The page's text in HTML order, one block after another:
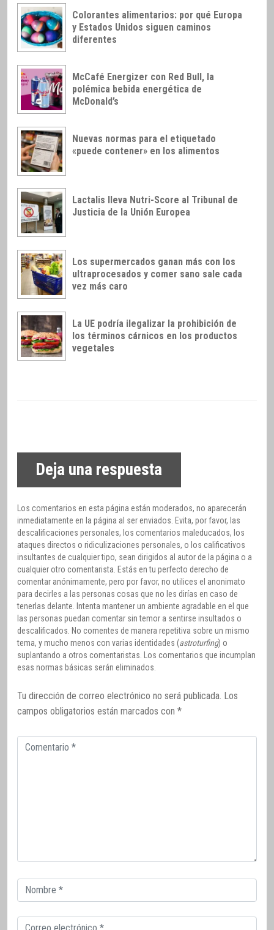
Colorantes alimentarios: por qué Europa
y Estados Unidos siguen caminos
diferentes
McCafé Energizer con Red Bull, la
polémica bebida energética de
McDonald’s
Nuevas normas para el etiquetado
«puede contener» en los alimentos
Lactalis lleva Nutri-Score al Tribunal de
Justicia de la Unión Europea
Los supermercados ganan más con los
ultraprocesados y comer sano sale cada
vez más caro
La UE podría ilegalizar la prohibición de
los términos cárnicos en los productos
vegetales
Deja una respuesta
Los comentarios en esta página están moderados, no aparecerán
inmediatamente en la página al ser enviados. Evita, por favor, las
descalificaciones personales, los comentarios maleducados, los
ataques directos o ridiculizaciones personales, o los calificativos
insultantes de cualquier tipo, sean dirigidos al autor de la página o a
cualquier otro comentarista. Estás en tu perfecto derecho de
comentar anónimamente, pero por favor, no utilices el anonimato
para decirles a las personas cosas que no les dirías en caso de
tenerlas delante. Intenta mantener un ambiente agradable en el que
las personas puedan comentar sin temor a sentirse insultados o
descalificados. No comentes de manera repetitiva sobre un mismo
tema, y mucho menos con varias identidades (astroturfing) o
suplantando a otros comentaristas. Los comentarios que incumplan
esas normas básicas serán eliminados.
Tu dirección de correo electrónico no será publicada. Los
campos obligatorios están marcados con *
Comentario
Correo
electrónico
Correo